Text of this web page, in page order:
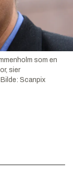
som en
sier
Bilde: Scanpix